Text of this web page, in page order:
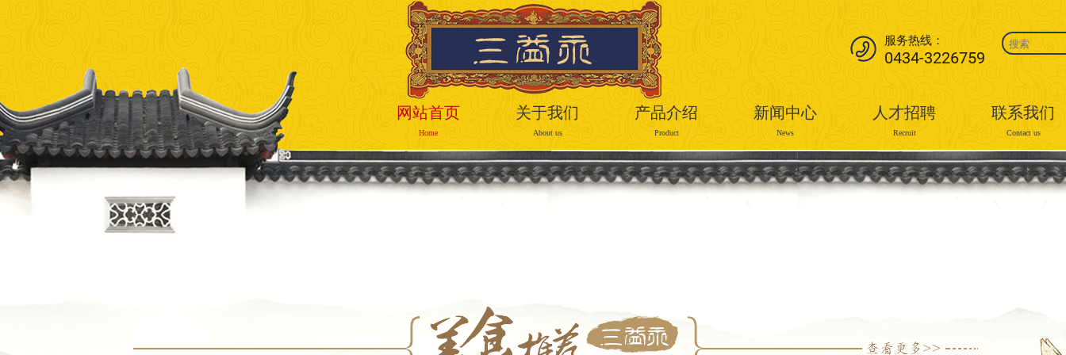
服务热线：
0434-3226759
网站首页
Home
关于我们
About us
产品介绍
Product
新闻中心
News
人才招聘
Recruit
联系我们
Contact us